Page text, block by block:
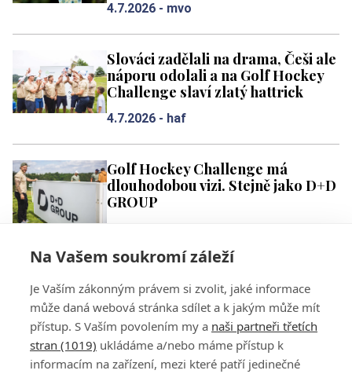
Na Vašem soukromí záleží
Je Vaším zákonným právem si zvolit, jaké informace
může daná webová stránka sdílet a k jakým může mít
přístup. S Vaším povolením my a naši partneři třetích
stran (1019) ukládáme a/nebo máme přístup k
informacím na zařízení, mezi které patří jedinečné
4.7.2026 - mvo
Slováci zadělali na drama, Češi ale
náporu odolali a na Golf Hockey
Challenge slaví zlatý hattrick
4.7.2026 - haf
Golf Hockey Challenge má
dlouhodobou vizi. Stejně jako D+D
GROUP
2 3 4 5 6 7 8 9 10 11